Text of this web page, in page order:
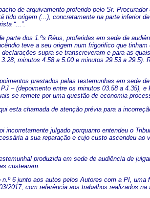
de arquivamento proferido pelo Sr.
tido origem (...), concretamente na parte inferior
“...”.
parte dos 1.ºs Réus, proferidas em sede de
teve a seu origem num frigorifico que
supra se transcreveram e para as
minutos 4.58 a 5.00 e minutos 29.53 a
prestados pelas testemunhas em sede
– (depoimento entre os minutos 03.58 a 4.35),
se remete por uma questão de economia
esta chamada de atenção prévia para a
incorretamente julgado porquanto entendeu o
a sua reparação e cujo custo ascendeu
produzida em sede de audiência de
custearam.
6 junto aos autos pelos Autores com a PI,
2017, com referência aos trabalhos realizados